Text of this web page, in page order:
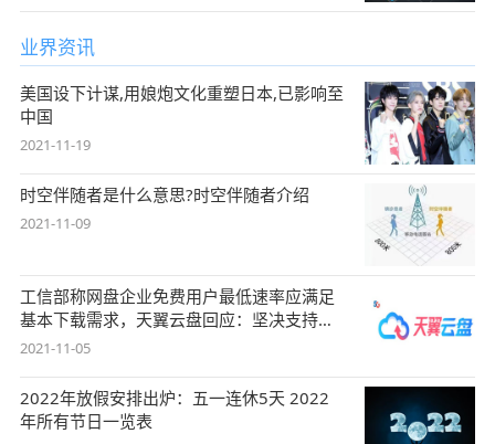
业界资讯
美国设下计谋,用娘炮文化重塑日本,已影响至
中国
2021-11-19
时空伴随者是什么意思?时空伴随者介绍
2021-11-09
工信部称网盘企业免费用户最低速率应满足
基本下载需求，天翼云盘回应：坚决支持，
始终
2021-11-05
2022年放假安排出炉：五一连休5天 2022
年所有节日一览表